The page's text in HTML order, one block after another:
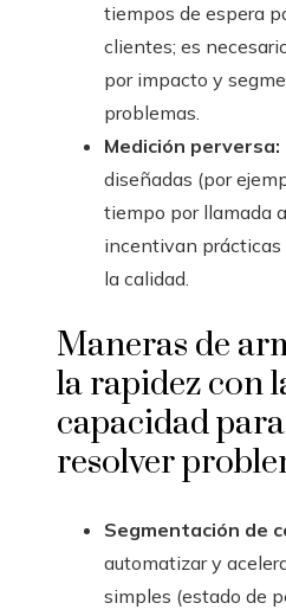
tiempos de espera
clientes; es
por impacto y
problemas.
Medición perversa:
diseñadas (por
tiempo por llamada
incentivan prácticas
la calidad.
Maneras de
la rapidez con
capacidad para
resolver
Segmentación de
automatizar y
simples (estado de